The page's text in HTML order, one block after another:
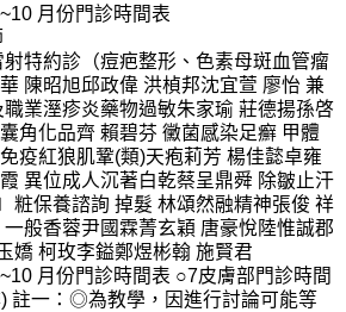
月份門診時間表
特約診（痘疤整形、色素母斑血管瘤
陳昭旭邱政偉 洪楨邦沈宜萱 廖怡 兼
業溼疹炎藥物過敏朱家瑜 莊德揚孫啓
角化品齊 賴碧芬 黴菌感染足癬 甲體
疫紅狼肌鞏(類)天疱莉芳 楊佳懿卓雍
異位成人沉著白乾蔡呈鼎舜 除皺止汗
粧保養諮詢 掉髮 林頌然融精神張俊 祥
般香蓉尹國霖菁玄穎 唐豪悅陸惟誠郡
嬌 柯玫李鎰鄭煜彬翰 施賢君
月份門診時間表 ○7皮膚部門診時間
註一：◎為教學，因進行討論可能等